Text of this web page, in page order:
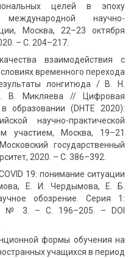
целей в эпоху
научно-
Москва, 22–23 октября
– С. 204–217.
взаимодей­ствия с
временного перехода
лонгитюда / В. Н.
В. Микляева // Цифровая
образовании (DHTE 2020):
научно-практической
участием, Москва, 19–21
государственный
2020. – С. 386–392.
19: понимание ситуации
Е. И. Чердымова, Е. Б.
обозрение. Серия 1:
№ 3. – С. 196–205. – DOI
формы обучения на
учащихся в период